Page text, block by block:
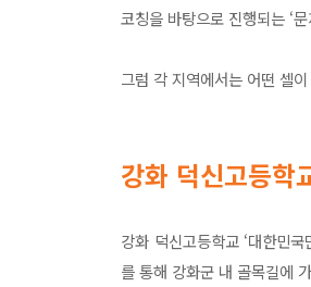
코칭을 바탕으로 진행되는 ‘
그럼 각 지역에서는 어떤 셀
강화 덕신고등학
강화 덕신고등학교 ‘대한민
를 통해 강화군 내 골목길에